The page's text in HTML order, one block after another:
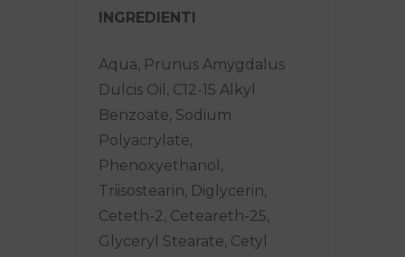
INGREDIENTI
Aqua, Prunus Amygdalus
Dulcis Oil, C12-15 Alkyl
Benzoate, Sodium
Polyacrylate,
Phenoxyethanol,
Triisostearin, Diglycerin,
Ceteth-2, Ceteareth-25,
Glyceryl Stearate, Cetyl